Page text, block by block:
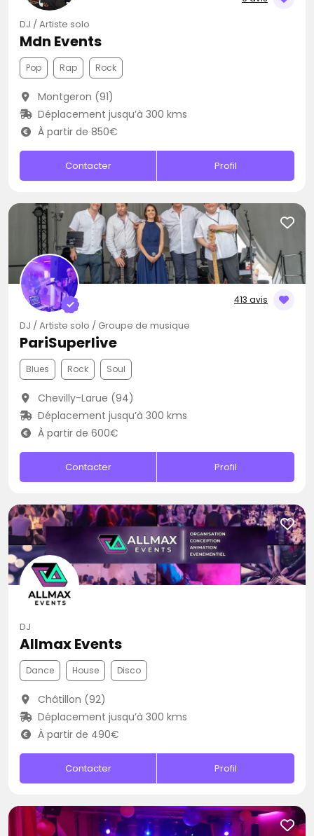
DJ / Artiste solo
Mdn Events
Pop Rap Rock
Montgeron (91)
Déplacement jusqu’à 300 kms
À partir de 850€
Contacter Profil
413 avis
DJ / Artiste solo / Groupe de musique
PariSuperlive
Blues Rock Soul
Chevilly-Larue (94)
Déplacement jusqu’à 300 kms
À partir de 600€
Contacter Profil
DJ
Allmax Events
Dance House Disco
Châtillon (92)
Déplacement jusqu’à 300 kms
À partir de 490€
Contacter Profil